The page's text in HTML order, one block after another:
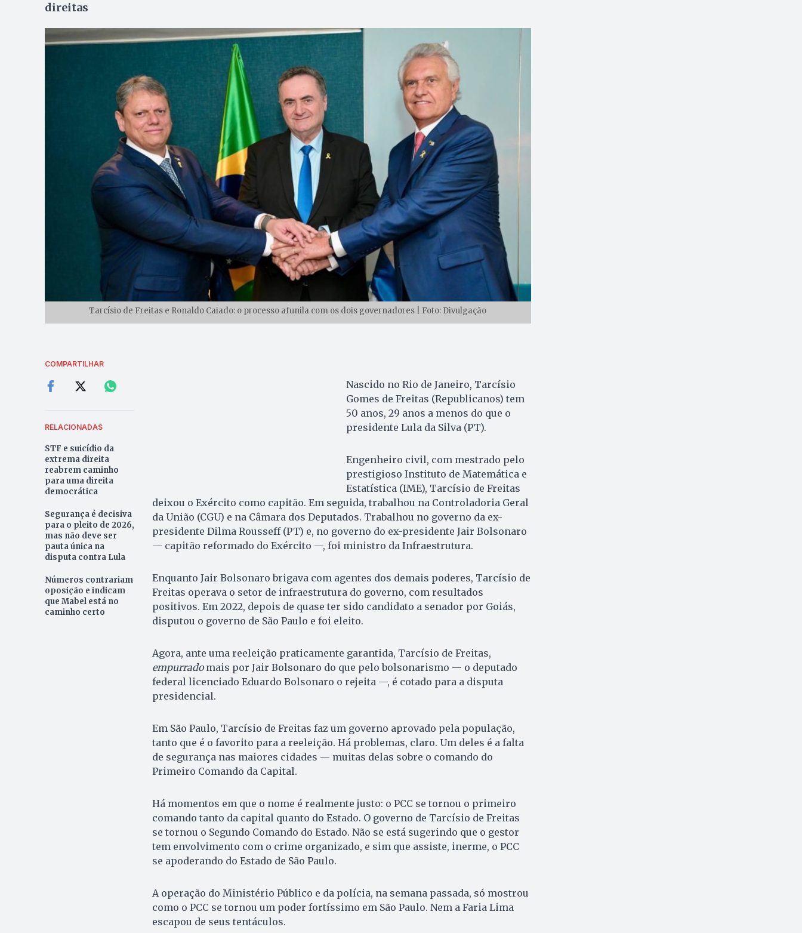
direitas
Tarcísio de Freitas e Ronaldo Caiado: o processo afunila com os dois governadores | Foto: Divulgação
COMPARTILHAR
RELACIONADAS
STF e suicídio da
extrema direita
reabrem caminho
para uma direita
democrática
Segurança é decisiva
para o pleito de 2026,
mas não deve ser
pauta única na
disputa contra Lula
Números contrariam
oposição e indicam
que Mabel está no
caminho certo
Nascido no Rio de Janeiro, Tarcísio
Gomes de Freitas (Republicanos) tem
50 anos, 29 anos a menos do que o
presidente Lula da Silva (PT).
Engenheiro civil, com mestrado pelo
prestigioso Instituto de Matemática e
Estatística (IME), Tarcísio de Freitas
deixou o Exército como capitão. Em seguida, trabalhou na Controladoria Geral
da União (CGU) e na Câmara dos Deputados. Trabalhou no governo da ex-
presidente Dilma Rousseff (PT) e, no governo do ex-presidente Jair Bolsonaro
— capitão reformado do Exército —, foi ministro da Infraestrutura.
Enquanto Jair Bolsonaro brigava com agentes dos demais poderes, Tarcísio de
Freitas operava o setor de infraestrutura do governo, com resultados
positivos. Em 2022, depois de quase ter sido candidato a senador por Goiás,
disputou o governo de São Paulo e foi eleito.
Agora, ante uma reeleição praticamente garantida, Tarcísio de Freitas,
empurradomais por Jair Bolsonaro do que pelo bolsonarismo — o deputado
federal licenciado Eduardo Bolsonaro o rejeita —, é cotado para a disputa
presidencial.
Em São Paulo, Tarcísio de Freitas faz um governo aprovado pela população,
tanto que é o favorito para a reeleição. Há problemas, claro. Um deles é a falta
de segurança nas maiores cidades — muitas delas sobre o comando do
Primeiro Comando da Capital.
Há momentos em que o nome é realmente justo: o PCC se tornou o primeiro
comando tanto da capital quanto do Estado. O governo de Tarcísio de Freitas
se tornou o Segundo Comando do Estado. Não se está sugerindo que o gestor
tem envolvimento com o crime organizado, e sim que assiste, inerme, o PCC
se apoderando do Estado de São Paulo.
A operação do Ministério Público e da polícia, na semana passada, só mostrou
como o PCC se tornou um poder fortíssimo em São Paulo. Nem a Faria Lima
escapou de seus tentáculos.